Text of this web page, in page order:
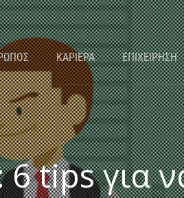
ΚΑΡΙΕΡΑ ΕΠΙΧΕΙΡΗΣΗ
6 tips για